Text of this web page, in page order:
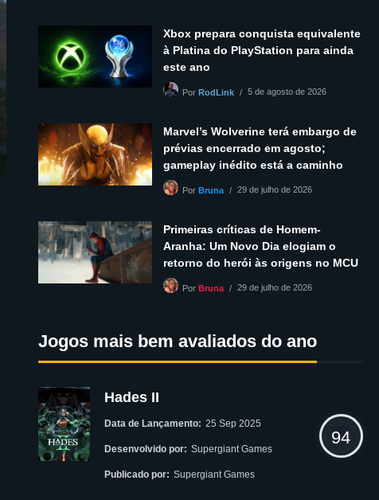
Xbox prepara conquista equivalente
à Platina do PlayStation para ainda
este ano
PorRodLink 5 de agosto de 2026
Marvel’s Wolverine terá embargo de
prévias encerrado em agosto;
gameplay inédito está a caminho
PorBruna 29 de julho de 2026
Primeiras críticas de Homem-
Aranha: Um Novo Dia elogiam o
retorno do herói às origens no MCU
PorBruna 29 de julho de 2026
Jogos mais bem avaliados do ano
Hades II
Data de Lançamento: 25 Sep 2025
Desenvolvido por: Supergiant Games
Publicado por: Supergiant Games
94